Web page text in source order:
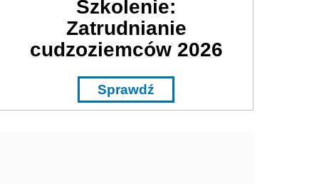
Szkolenie:
Zatrudnianie
cudzoziemców 2026
Sprawdź